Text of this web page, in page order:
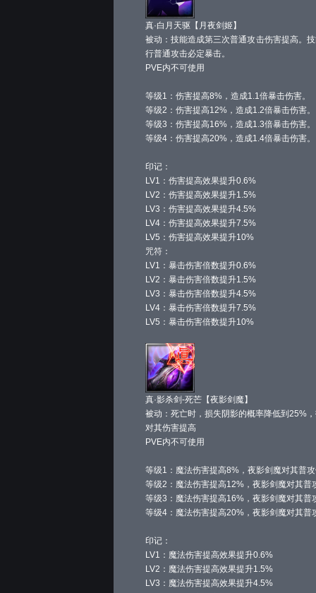
真·白月天驱【月夜剑姬】
被动：技能造成第三次普通攻击伤害提高。
行普通攻击必定暴击。
PVE内不可使用
等级1：伤害提高8%，造成1.1倍暴击伤害。
等级2：伤害提高12%，造成1.2倍暴击伤害。
等级3：伤害提高16%，造成1.3倍暴击伤害。
等级4：伤害提高20%，造成1.4倍暴击伤害。
印记：
LV1：伤害提高效果提升0.6%
LV2：伤害提高效果提升1.5%
LV3：伤害提高效果提升4.5%
LV4：伤害提高效果提升7.5%
LV5：伤害提高效果提升10%
咒符：
LV1：暴击伤害倍数提升0.6%
LV2：暴击伤害倍数提升1.5%
LV3：暴击伤害倍数提升4.5%
LV4：暴击伤害倍数提升7.5%
LV5：暴击伤害倍数提升10%
真·影杀剑-死芒【夜影剑魔】
被动：死亡时，损失阴影的概率降低到25%
对其伤害提高
PVE内不可使用
等级1：魔法伤害提高8%，夜影剑魔对其普
等级2：魔法伤害提高12%，夜影剑魔对其普
等级3：魔法伤害提高16%，夜影剑魔对其普
等级4：魔法伤害提高20%，夜影剑魔对其普
印记：
LV1：魔法伤害提高效果提升0.6%
LV2：魔法伤害提高效果提升1.5%
LV3：魔法伤害提高效果提升4.5%